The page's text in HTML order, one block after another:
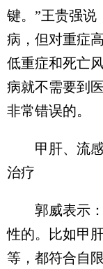
键。”王贵强说
病，但对重症
低重症和死亡
病就不需要到
非常错误的。
甲肝、流感
治疗
郭威表示：“
性的。比如甲
等，都符合自